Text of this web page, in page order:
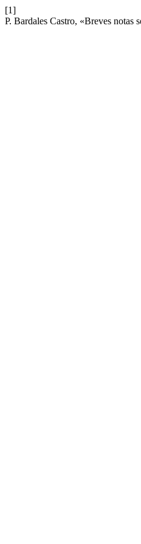
[1]
P. Bardales Castro, «Breves notas